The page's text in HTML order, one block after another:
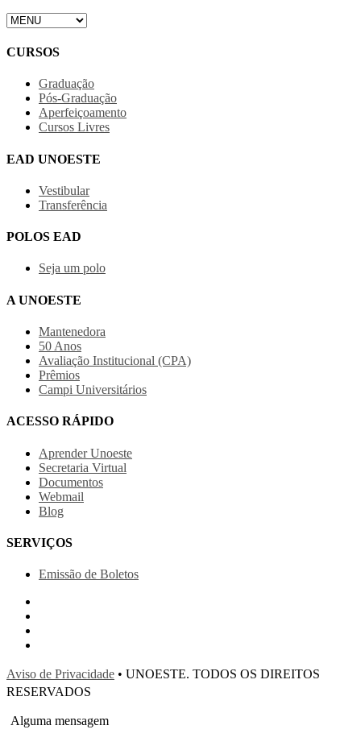
CURSOS
Graduação
Pós-Graduação
Aperfeiçoamento
Cursos Livres
EAD UNOESTE
Vestibular
Transferência
POLOS EAD
Seja um polo
A UNOESTE
Mantenedora
50 Anos
Avaliação Institucional (CPA)
Prêmios
Campi Universitários
ACESSO RÁPIDO
Aprender Unoeste
Secretaria Virtual
Documentos
Webmail
Blog
SERVIÇOS
Emissão de Boletos
Aviso de Privacidade • UNOESTE. TODOS OS DIREITOS
RESERVADOS
Alguma mensagem